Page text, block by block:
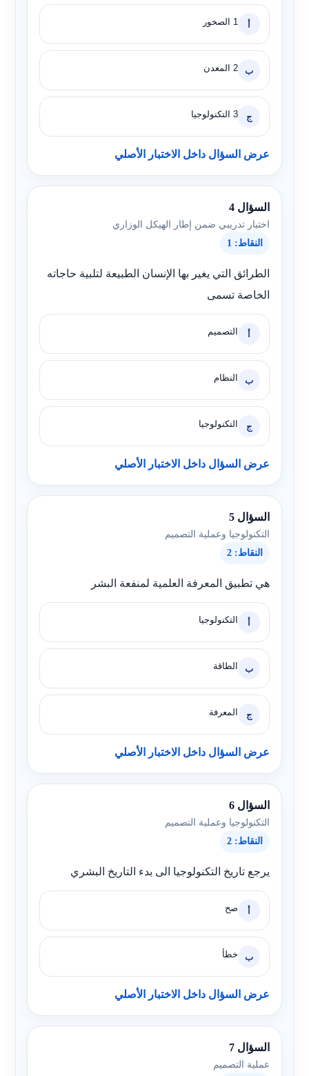
أ 1 الصخور
ب 2 المعدن
ج 3 التكنولوجيا
عرض السؤال داخل الاختبار الأصلي
السؤال 4
اختبار تدريبي ضمن إطار الهيكل الوزاري
النقاط: 1
الطرائق التي يغير بها الإنسان الطبيعة لتلبية حاجاته
الخاصة تسمى
أ التصميم
ب النظام
ج التكنولوجيا
عرض السؤال داخل الاختبار الأصلي
السؤال 5
التكنولوجيا وعملية التصميم
النقاط: 2
هي تطبيق المعرفة العلمية لمنفعة البشر
أ التكنولوجيا
ب الطاقة
ج المعرفة
عرض السؤال داخل الاختبار الأصلي
السؤال 6
التكنولوجيا وعملية التصميم
النقاط: 2
يرجع تاريخ التكنولوجيا الى بدء التاريخ البشري
أ صح
ب خطأ
عرض السؤال داخل الاختبار الأصلي
السؤال 7
عملية التصميم